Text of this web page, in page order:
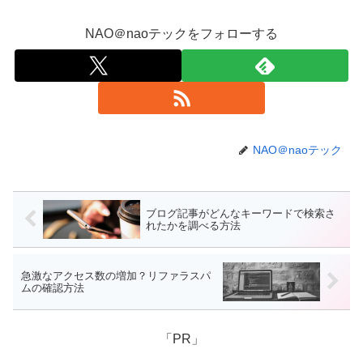
NAO＠naoテックをフォローする
NAO＠naoテック
ブログ記事がどんなキーワードで検索さ
れたかを調べる方法
急激なアクセス数の増加？リファラスパ
ムの確認方法
「PR」